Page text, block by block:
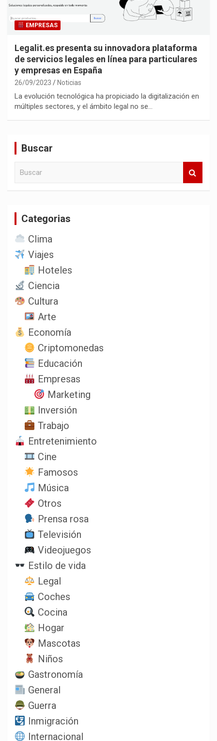
EMPRESAS
Legalit.es presenta su innovadora plataforma
de servicios legales en línea para particulares
y empresas en España
26/09/2023 Noticias
La evolución tecnológica ha propiciado la digitalización en
múltiples sectores, y el ámbito legal no se…
Buscar
Categorias
Clima
Viajes
Hoteles
Ciencia
Cultura
Arte
Economía
Criptomonedas
Educación
Empresas
Marketing
Inversión
Trabajo
Entretenimiento
Cine
Famosos
Música
Otros
Prensa rosa
Televisión
Videojuegos
Estilo de vida
Legal
Coches
Cocina
Hogar
Mascotas
Niños
Gastronomía
General
Guerra
Inmigración
Internacional